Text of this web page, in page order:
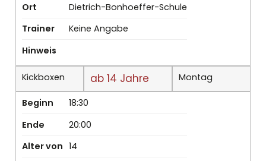
Ort
Dietrich-Bonhoeffer-Schule
Trainer
Keine Angabe
Hinweis
Kickboxen ab 14 Jahre Montag
Beginn
18:30
Ende
20:00
Alter von 14